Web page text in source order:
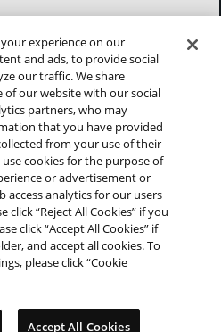
英社・東映アニメーション
Settings
プライバシーポリシー
ているすべての画像・テキス
、転載をお断りします。
使用している画像と実際の商品
experience on our
and ads, to provide social
our traffic. We share
our website with our social
partners, who may
that you have provided
from your use of their
cookies for the purpose of
or advertisement or
access analytics for our users
click “Reject All Cookies” if you
click “Accept All Cookies” if
and accept all cookies. To
please click “Cookie
Accept All Cookies